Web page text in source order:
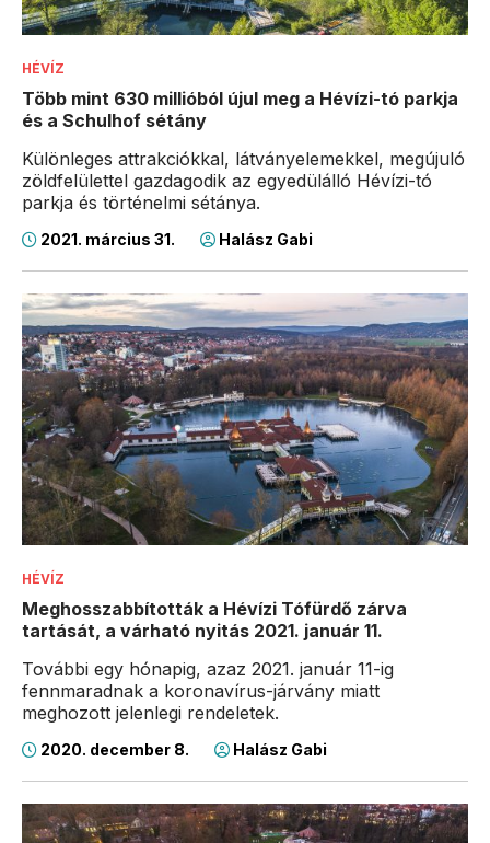
HÉVÍZ
Több mint 630 millióból újul meg a Hévízi-tó parkja
és a Schulhof sétány
Különleges attrakciókkal, látványelemekkel, megújuló
zöldfelülettel gazdagodik az egyedülálló Hévízi-tó
parkja és történelmi sétánya.
2021. március 31. Halász Gabi
HÉVÍZ
Meghosszabbították a Hévízi Tófürdő zárva
tartását, a várható nyitás 2021. január 11.
További egy hónapig, azaz 2021. január 11-ig
fennmaradnak a koronavírus-járvány miatt
meghozott jelenlegi rendeletek.
2020. december 8. Halász Gabi